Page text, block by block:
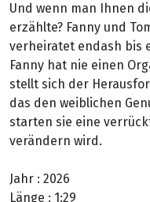
Und wenn man Ihnen
erzählte? Fanny und
verheiratet endash bis
Fanny hat nie einen
stellt sich der
das den weiblichen
starten sie eine
verändern wird.
Jahr : 2026
Länge : 1:29